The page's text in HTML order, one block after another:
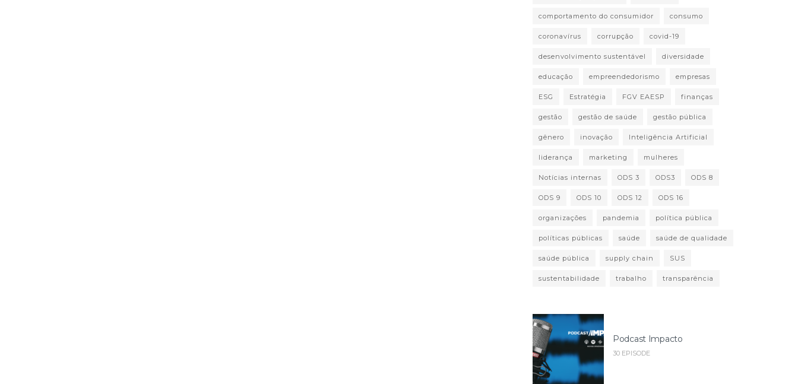
comportamento do consumidor consumo
coronavírus corrupção covid-19
desenvolvimento sustentável diversidade
educação empreendedorismo empresas
ESG Estratégia FGV EAESP finanças
gestão gestão de saúde gestão pública
gênero inovação Inteligência Artificial
liderança marketing mulheres
Notícias internas ODS 3 ODS3 ODS 8
ODS 9 ODS 10 ODS 12 ODS 16
organizações pandemia política pública
políticas públicas saúde saúde de qualidade
saúde pública supply chain SUS
sustentabilidade trabalho transparência
Podcast Impacto
30 EPISODE